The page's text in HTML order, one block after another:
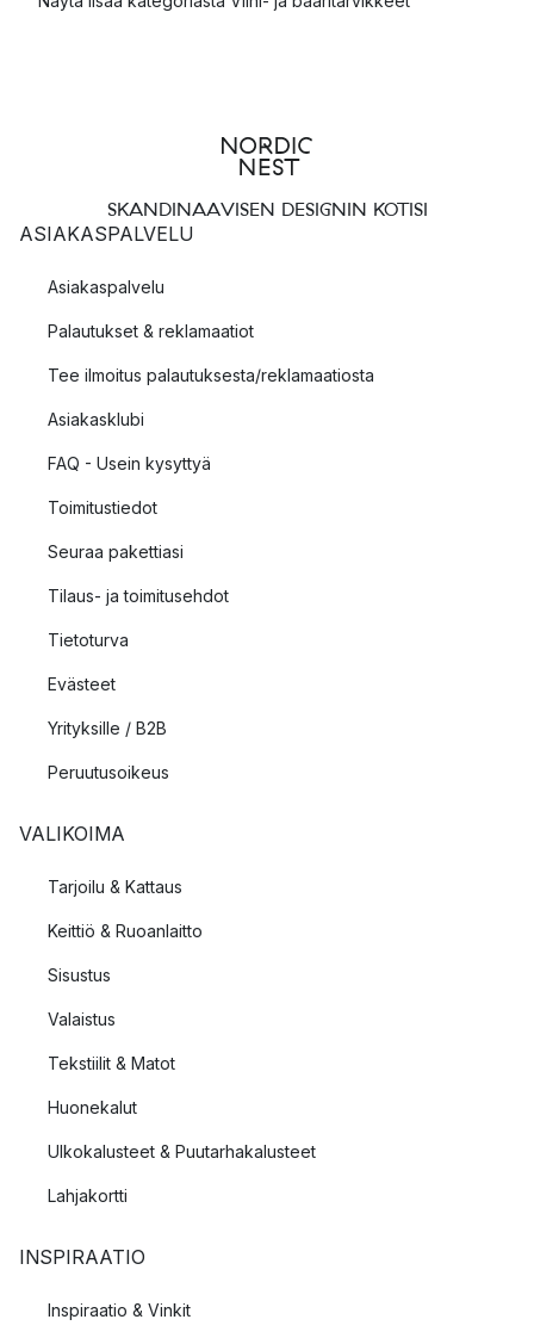
SKANDINAAVISEN DESIGNIN KOTISI
ASIAKASPALVELU
Asiakaspalvelu
Palautukset & reklamaatiot
Tee ilmoitus palautuksesta/reklamaatiosta
Asiakasklubi
FAQ - Usein kysyttyä
Toimitustiedot
Seuraa pakettiasi
Tilaus- ja toimitusehdot
Tietoturva
Evästeet
Yrityksille / B2B
Peruutusoikeus
VALIKOIMA
Tarjoilu & Kattaus
Keittiö & Ruoanlaitto
Sisustus
Valaistus
Tekstiilit & Matot
Huonekalut
Ulkokalusteet & Puutarhakalusteet
Lahjakortti
INSPIRAATIO
Inspiraatio & Vinkit